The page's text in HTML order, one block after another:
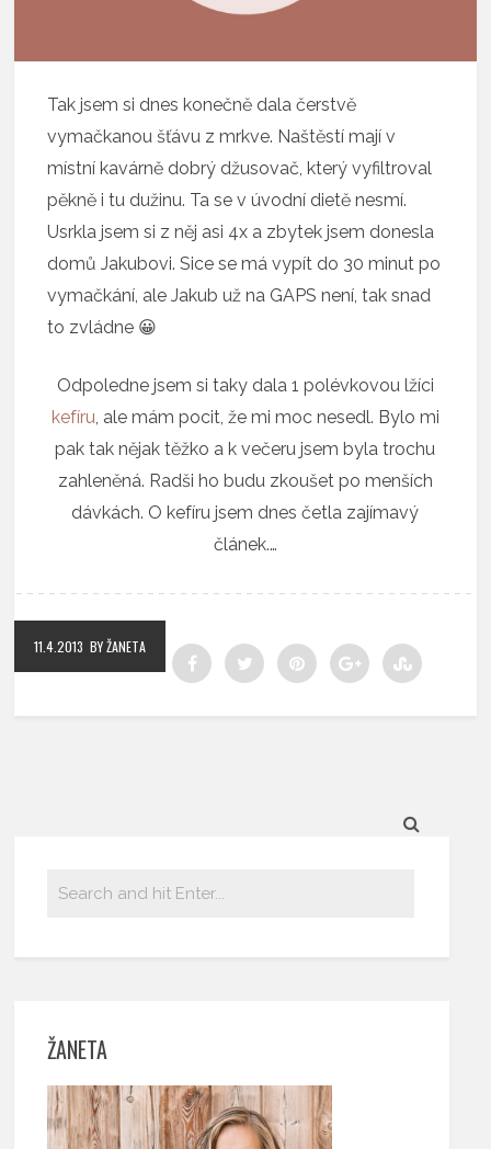
Tak jsem si dnes konečně dala čerstvě
vymačkanou šťávu z mrkve. Naštěstí mají v
místní kavárně dobrý džusovač, který vyfiltroval
pěkně i tu dužinu. Ta se v úvodní dietě nesmí.
Usrkla jsem si z něj asi 4x a zbytek jsem donesla
domů Jakubovi. Sice se má vypít do 30 minut po
vymačkání, ale Jakub už na GAPS není, tak snad
to zvládne 😀
Odpoledne jsem si taky dala 1 polévkovou lžíci
kefíru, ale mám pocit, že mi moc nesedl. Bylo mi
pak tak nějak těžko a k večeru jsem byla trochu
zahleněná. Radši ho budu zkoušet po menších
dávkách. O kefíru jsem dnes četla zajímavý
článek.…
11.4.2013 BY ŽANETA
ŽANETA